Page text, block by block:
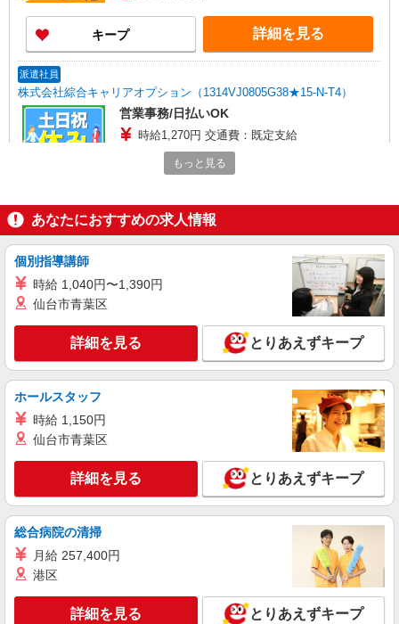
キープ 詳細を見る
派遣社員
株式会社綜合キャリアオプション（1314VJ0805G38★15-N-T4）
営業事務/日払いOK
時給1,270円 交通費：既定支給
長野県長野市
派遣社員
パーソルテンプスタッフ株式会社 上信コーディネートセンター（長
野）/26-0608842
《受付＆事務》マニュアルがあるので安心
長野県長野市／最寄駅：長野駅 ≪車通勤可
≫ 敷地内に無料駐車場有★
キープ 詳細を見る
パーソルテンプスタッフ株式会社 上信コーディネートセンター（長
野）/26-0404283
［長野市西尾張部］有名＊ハウスメーカーで部
長野県長野市／最寄駅：北長野駅、信濃吉田
もっと見る
あなたにおすすめの求人情報
個別指導講師
時給 1,040円〜1,390円
仙台市青葉区
詳細を見る とりあえずキープ
ホールスタッフ
時給 1,150円
仙台市青葉区
詳細を見る とりあえずキープ
総合病院の清掃
月給 257,400円
港区
詳細を見る とりあえずキープ